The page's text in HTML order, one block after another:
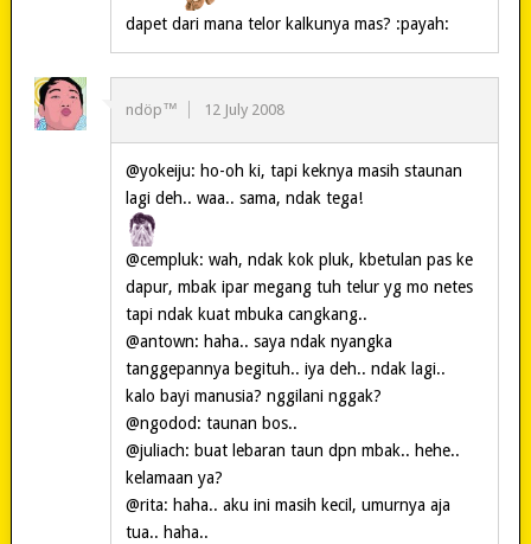
dapet dari mana telor kalkunya mas? :payah:
ndöp™ 12 July 2008
@yokeiju: ho-oh ki, tapi keknya masih staunan
lagi deh.. waa.. sama, ndak tega!
@cempluk: wah, ndak kok pluk, kbetulan pas ke
dapur, mbak ipar megang tuh telur yg mo netes
tapi ndak kuat mbuka cangkang..
@antown: haha.. saya ndak nyangka
tanggepannya begituh.. iya deh.. ndak lagi..
kalo bayi manusia? nggilani nggak?
@ngodod: taunan bos..
@juliach: buat lebaran taun dpn mbak.. hehe..
kelamaan ya?
@rita: haha.. aku ini masih kecil, umurnya aja
tua.. haha..